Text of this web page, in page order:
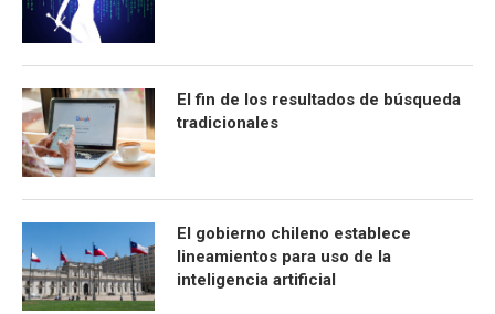
El fin de los resultados de búsqueda
tradicionales
El gobierno chileno establece
lineamientos para uso de la
inteligencia artificial